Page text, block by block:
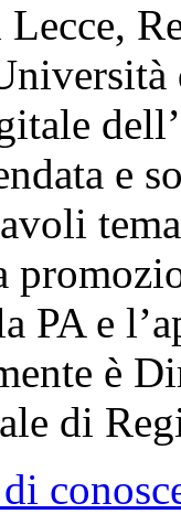
e
PA e
è
di